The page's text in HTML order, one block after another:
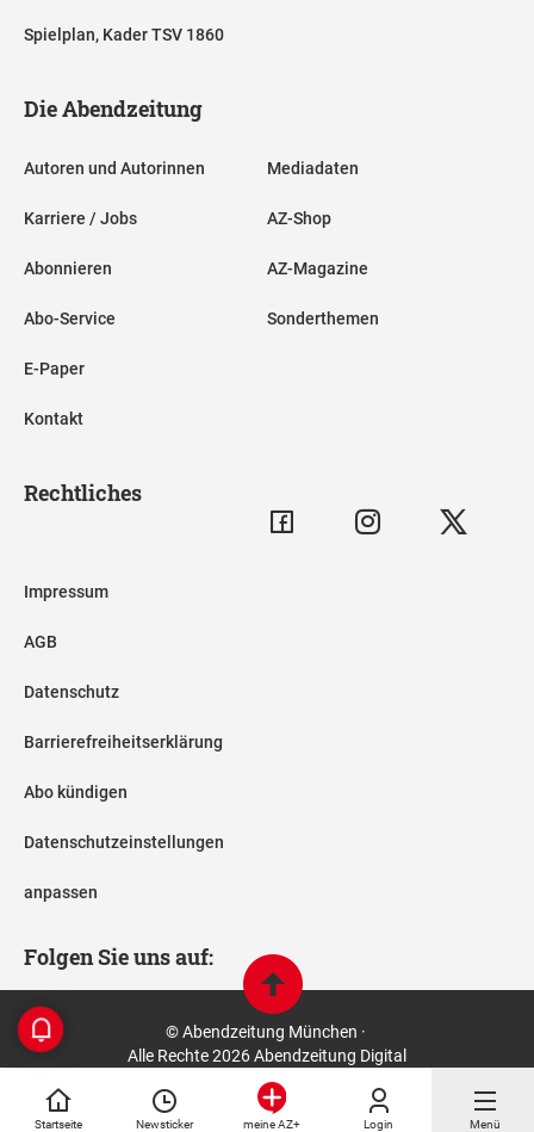
Startseite Newsticker meine AZ+ Login Menü
Spielplan, Kader TSV 1860
Die Abendzeitung
Autoren und Autorinnen
Karriere / Jobs
Abonnieren
Abo-Service
E-Paper
Kontakt
Mediadaten
AZ-Shop
AZ-Magazine
Sonderthemen
Rechtliches
Impressum
AGB
Datenschutz
Barrierefreiheitserklärung
Abo kündigen
Datenschutzeinstellungen
anpassen
Folgen Sie uns auf:
© Abendzeitung München ·
Alle Rechte 2026 Abendzeitung Digital